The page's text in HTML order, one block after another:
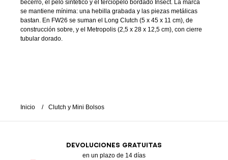
becerro, el pelo sintético y el terciopelo bordado Insect. La marca
se mantiene mínima: una hebilla grabada y las piezas metálicas
bastan. En FW26 se suman el Long Clutch (5 x 45 x 11 cm), de
construcción sobre, y el Metropolis (2,5 x 28 x 12,5 cm), con cierre
tubular dorado.
Inicio Clutch y Mini Bolsos
DEVOLUCIONES GRATUITAS
en un plazo de 14 días